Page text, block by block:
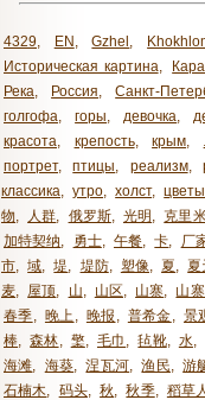
4329, EN , Gzhel ,
Историческая картина,
Река, Россия,
Санкт-
голгофа, горы, девочка,
красота, крепость, крым,
портрет, птицы, реализм,
классика, утро, холст, цветы
物, 人群, 俄罗斯, 光明 , 克里
加特契纳, 勇士, 午餐, 卡,
厂
市, 域, 堤, 堤防, 塑像, 夏, 夏
麦, 屋顶, 山, 山区, 山寨, 山
春季, 晚上, 晚报 , 普希金, 景
棒, 森林, 檠, 毛巾 , 毡靴, 水,
海滩, 海葵, 涅瓦河, 渔民, 游
石楠木, 码头, 秋, 秋季, 稻草